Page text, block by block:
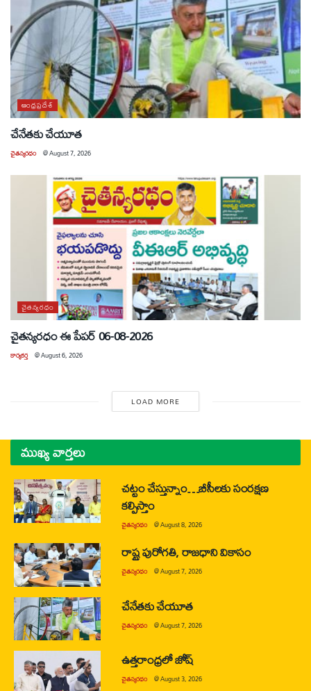
ఆంధ్రప్రదేశ్
చేనేతకు చేయూత
చైతన్యరధం @August 7, 2026
చైతన్యరధం
చైతన్యరధం ఈ పేపర్ 06-08-2026
కార్యకర్త @August 6, 2026
LOAD MORE
ముఖ్య వార్తలు
చట్టం చేస్తున్నాం…బీసీలకు సంరక్షణ
కల్పిస్తాం
చైతన్యరధం @August 8, 2026
రాష్ట్ర పురోగతి, రాజధాని వికాసం
చైతన్యరధం @August 7, 2026
చేనేతకు చేయూత
చైతన్యరధం @August 7, 2026
ఉత్తరాంధ్రలో జోష్
చైతన్యరధం @August 3, 2026